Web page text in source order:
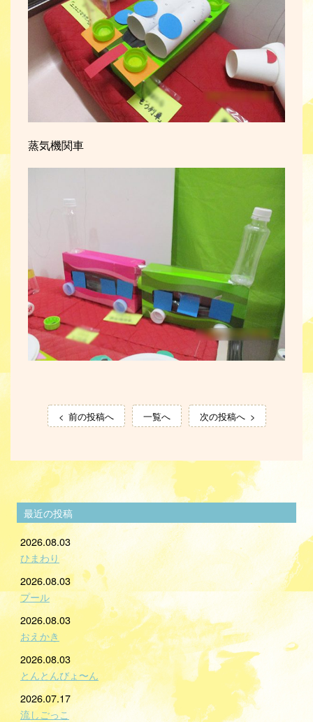
蒸気機関車
前の投稿へ 一覧へ 次の投稿へ
最近の投稿
2026.08.03
ひまわり
2026.08.03
プール
2026.08.03
おえかき
2026.08.03
とんとんびょ〜ん
2026.07.17
流しごっこ